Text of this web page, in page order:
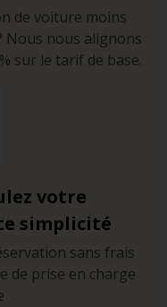
de voiture moins
Nous nous alignons
sur le tarif de base.
votre
simplicité
sans frais
de prise en charge